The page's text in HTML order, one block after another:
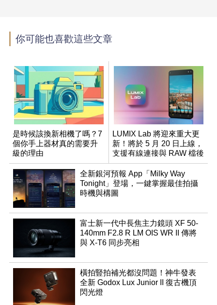
你可能也喜歡這些文章
是時候該換新相機了嗎？7
個你手上器材真的需要升
級的理由
LUMIX Lab 將迎來重大更
新！將於 5 月 20 日上線，
支援有線連接與 RAW 檔後
製
全新銀河預報 App「Milky Way
Tonight」登場，一鍵掌握最佳拍攝
時機與構圖
富士新一代中長焦主力鏡頭 XF 50-
140mm F2.8 R LM OIS WR II 傳將
與 X-T6 同步亮相
橫拍豎拍補光都沒問題！神牛發表
全新 Godox Lux Junior II 復古機頂
閃光燈